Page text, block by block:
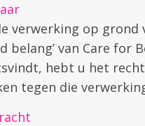
verwerking op grond
belang’ van Care for
hebt u het
tegen die